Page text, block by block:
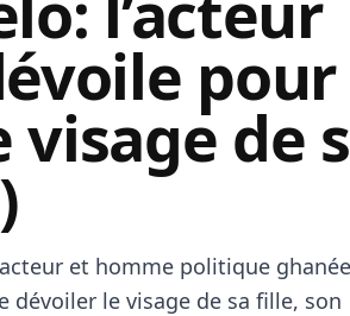
pour
visage de
et homme politique
dévoiler le visage de sa fille, son